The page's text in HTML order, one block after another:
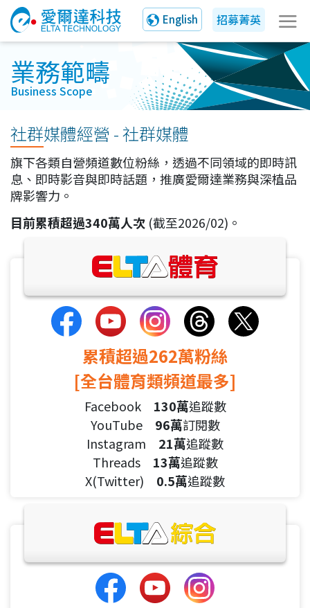
English 招募菁英
業務範疇
Business Scope
社群媒體經營 - 社群媒體
旗下各類自營頻道數位粉絲，透過不同領域的即時訊
息、即時影音與即時話題，推廣愛爾達業務與深植品
牌影響力。
目前累積超過340萬人次 (截至2026/02)。
累積超過262萬粉絲
[全台體育類頻道最多]
Facebook 130萬追蹤數
YouTube 96萬訂閱數
Instagram 21萬追蹤數
Threads 13萬追蹤數
X(Twitter) 0.5萬追蹤數